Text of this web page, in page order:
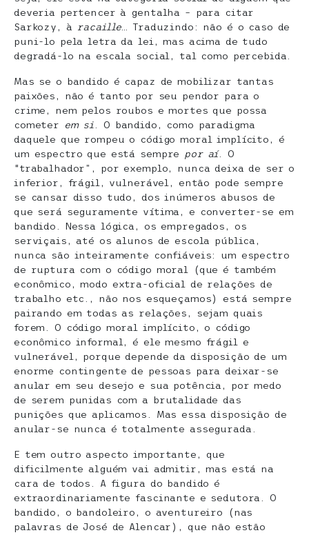
deveria pertencer à gentalha – para citar
Sarkozy, à
racaille … Traduzindo: não é o caso de
puni-lo pela letra da lei, mas acima de tudo
degradá-lo na escala social, tal como percebida.
Mas se o bandido é capaz de mobilizar tantas
paixões, não é tanto por seu pendor para o
crime, nem pelos roubos e mortes que possa
cometer
em si . O bandido, como paradigma
daquele que rompeu o código moral implícito, é
um espectro que está sempre
por aí. O
“trabalhador”, por exemplo, nunca deixa de ser o
inferior, frágil, vulnerável, então pode sempre
se cansar disso tudo, dos inúmeros abusos de
que será seguramente vítima, e converter-se em
bandido. Nessa lógica, os empregados, os
serviçais, até os alunos de escola pública,
nunca são inteiramente confiáveis: um espectro
de ruptura com o código moral (que é também
econômico, modo extra-oficial de relações de
trabalho etc., não nos esqueçamos) está sempre
pairando em todas as relações, sejam quais
forem. O código moral implícito, o código
econômico informal, é ele mesmo frágil e
vulnerável, porque depende da disposição de um
enorme contingente de pessoas para deixar-se
anular em seu desejo e sua potência, por medo
de serem punidas com a brutalidade das
punições que aplicamos. Mas essa disposição de
anular-se nunca é totalmente assegurada.
E tem outro aspecto importante, que
dificilmente alguém vai admitir, mas está na
cara de todos. A figura do bandido é
extraordinariamente fascinante e sedutora. O
bandido, o bandoleiro, o aventureiro (nas
palavras de José de Alencar), que não estão